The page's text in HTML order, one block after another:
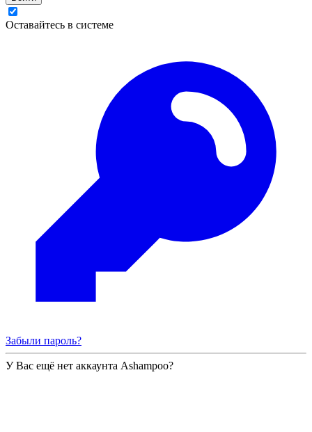
Оставайтесь в системе
Забыли пароль?
У Вас ещё нет аккаунта Ashampoo?